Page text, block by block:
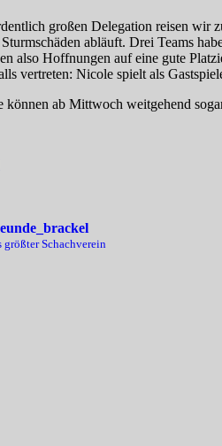
großen Delegation reisen wir
abläuft. Drei Teams
also Hoffnungen auf eine gute
vertreten: Nicole spielt als
können ab Mittwoch weitgehend
größter Schachverein